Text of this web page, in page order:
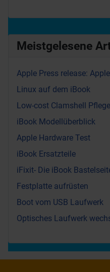
Meistgelesene
Apple Press release:
Linux auf dem iBook
Low-cost Clamshell Pflege
iBook Modellüberblick
Apple Hardware Test
iBook Ersatzteile
iFixit- Die iBook
Festplatte aufrüsten
Boot vom USB Laufwerk
Optisches Laufwerk